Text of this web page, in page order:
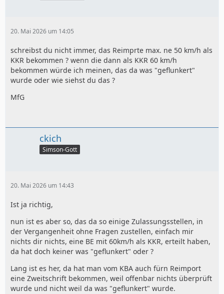
20. Mai 2026 um 14:05
schreibst du nicht immer, das Reimprte max. ne 50 km/h als
KKR bekommen ? wenn die dann als KKR 60 km/h
bekommen würde ich meinen, das da was "geflunkert"
wurde oder wie siehst du das ?
MfG
ckich
Simson-Gott
20. Mai 2026 um 14:43
Ist ja richtig,
nun ist es aber so, das da so einige Zulassungsstellen, in
der Vergangenheit ohne Fragen zustellen, einfach mir
nichts dir nichts, eine BE mit 60km/h als KKR, erteilt haben,
da hat doch keiner was "geflunkert" oder ?
Lang ist es her, da hat man vom KBA auch fürn Reimport
eine Zweitschrift bekommen, weil offenbar nichts überprüft
wurde und nicht weil da was "geflunkert" wurde.